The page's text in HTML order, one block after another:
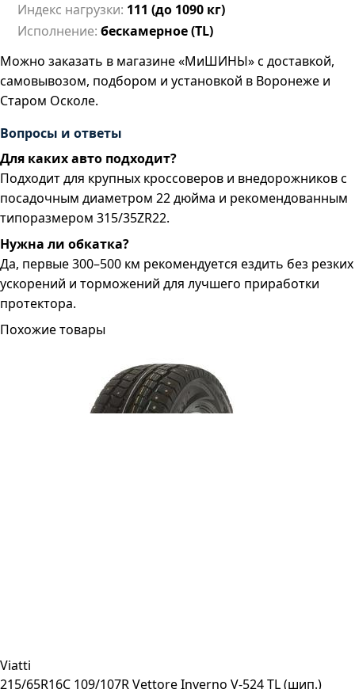
Индекс нагрузки: 111 (до 1090 кг)
Исполнение: бескамерное (TL)
Можно заказать в магазине «МиШИНЫ» с доставкой,
самовывозом, подбором и установкой в Воронеже и
Старом Осколе.
Вопросы и ответы
Для каких авто подходит?
Подходит для крупных кроссоверов и внедорожников с
посадочным диаметром 22 дюйма и рекомендованным
типоразмером 315/35ZR22.
Нужна ли обкатка?
Да, первые 300–500 км рекомендуется ездить без резких
ускорений и торможений для лучшего приработки
протектора.
Похожие товары
Viatti
215/65R16C 109/107R Vettore Inverno V-524 TL (шип.)